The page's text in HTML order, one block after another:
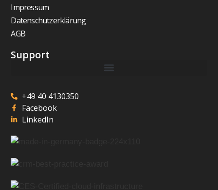
Impressum
Datenschutzerklärung
AGB
Support
+49 40 4130350
Facebook
LinkedIn